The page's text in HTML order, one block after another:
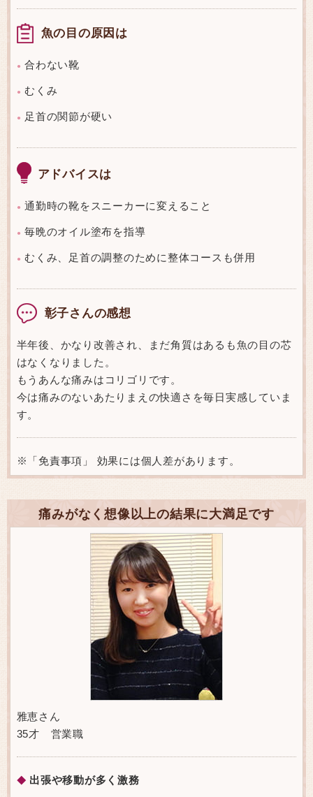
魚の目の原因は
● 合わない靴
● むくみ
● 足首の関節が硬い
アドバイスは
● 通勤時の靴をスニーカーに変えること
● 毎晩のオイル塗布を指導
● むくみ、足首の調整のために整体コースも併用
彰子さんの感想
半年後、かなり改善され、まだ角質はあるも魚の目の芯
はなくなりました。
もうあんな痛みはコリゴリです。
今は痛みのないあたりまえの快適さを毎日実感していま
す。
※「免責事項」 効果には個人差があります。
痛みがなく想像以上の結果に大満足です
雅恵さん
35才 営業職
◆ 出張や移動が多く激務